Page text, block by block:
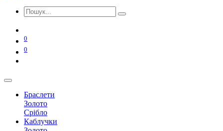
0
0
Браслети
Золото
Срібло
Каблучки